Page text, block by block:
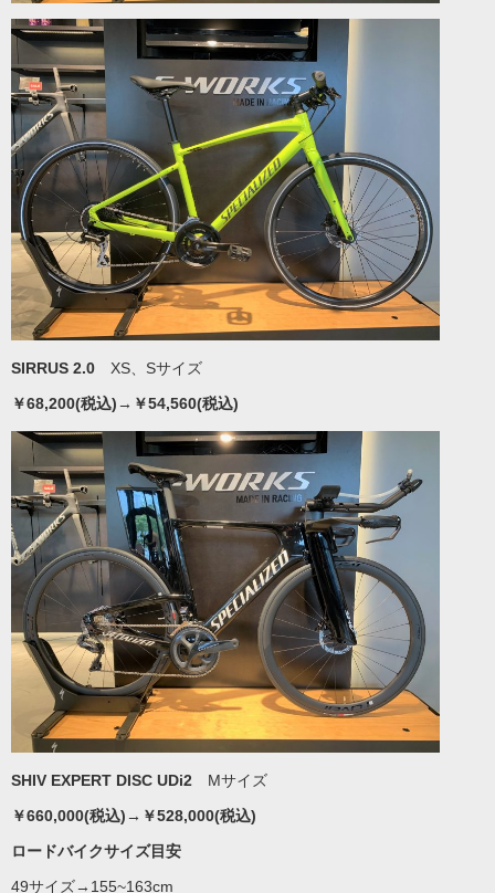
SIRRUS 2.0 XS、Sサイズ
￥68,200(税込)→￥54,560(税込)
SHIV EXPERT DISC UDi2 Mサイズ
￥660,000(税込)→￥528,000(税込)
ロードバイクサイズ目安
49サイズ→155~163cm